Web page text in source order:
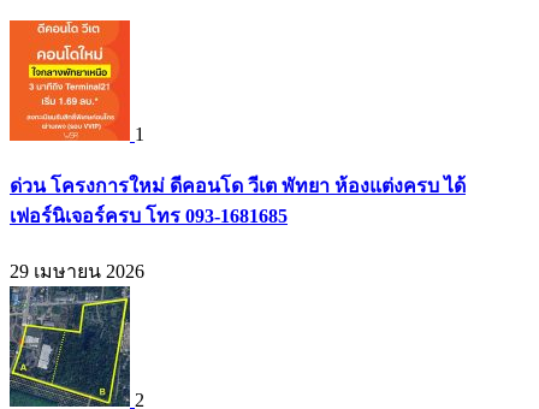
1
ด่วน โครงการใหม่ ดีคอนโด วีเต พัทยา ห้องแต่งครบ ได้
เฟอร์นิเจอร์ครบ โทร 093-1681685
29 เมษายน 2026
2